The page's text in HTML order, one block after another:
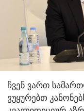
ჩვენ ვართ
ვუყურებთ